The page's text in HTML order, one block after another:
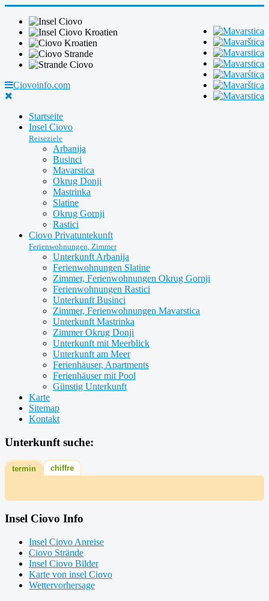
Ciovoinfo.com
Startseite
Insel Ciovo
Reiseziele
Arbanija
Businci
Mavarstica
Okrug Donji
Mastrinka
Slatine
Okrug Gornji
Rastici
Ciovo Privatuntekunft
Ferienwohnungen, Zimmer
Unterkunft Arbanija
Ferienwohnungen Slatine
Zimmer, Ferienwohnungen Okrug Gornji
Ferienwohnungen Rastici
Unterkunft Businci
Zimmer, Ferienwohnungen Mavarstica
Unterkunft Mastrinka
Zimmer Okrug Donji
Unterkunft mit Meerblick
Unterkunft am Meer
Ferienhäuser, Apartments
Ferienhäuser mit Pool
Günstig Unterkunft
Karte
Sitemap
Kontakt
Unterkunft suche:
termin chiffre
Insel Ciovo Info
Insel Ciovo Anreise
Ciovo Strände
Insel Ciovo Bilder
Karte von insel Ciovo
Wettervorhersage